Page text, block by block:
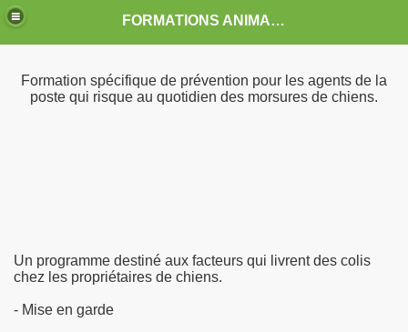
FORMATIONS ANIMALIERES DAKTARI-GTAAF
Formation spécifique de prévention pour les agents de la
poste qui risque au quotidien des morsures de chiens.
Un programme destiné aux facteurs qui livrent des colis
chez les propriétaires de chiens.
- Mise en garde
pour la poste